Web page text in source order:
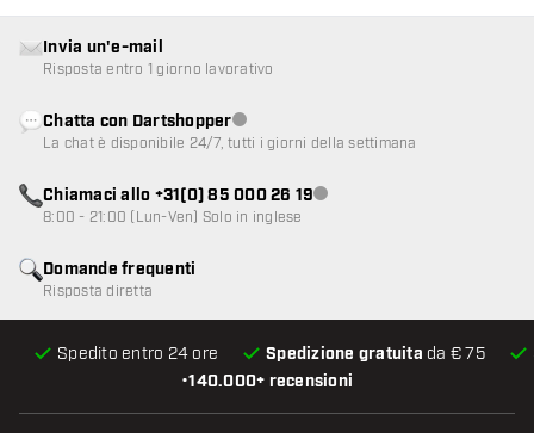
•140.000+ recensioni
Spedito entro 24 ore Spedizione gratuita da € 75
Domande frequenti
Risposta diretta
Invia un'e-mail
Risposta entro 1 giorno lavorativo
Chatta con DartshopperServizio clienti non disponibile
La chat è disponibile 24/7, tutti i giorni della settimana
Chiamaci allo +31(0) 85 000 26 19Servizio clienti non disponibile
8:00 - 21:00 (Lun-Ven) Solo in inglese